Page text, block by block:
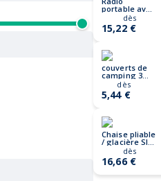
portable avec
torche LED
ONDA
dès
15,22 €
couverts de
camping 3
SERVICE
dès
5,44 €
Chaise pliable
/ glacière SIT
& DRINK
dès
16,66 €